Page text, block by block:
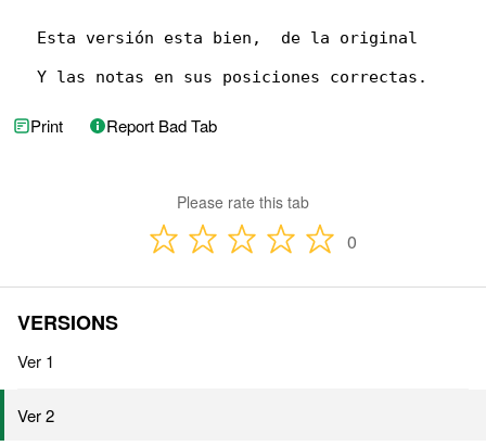
  Esta versión esta bien,  de la original
  Y las notas en sus posiciones correctas.
Print Report Bad Tab
Please rate this tab
0
VERSIONS
Ver 1
Ver 2